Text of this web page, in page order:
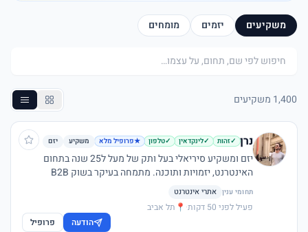
משקיעים יזמים מומחים
חיפוש
1,400 משקיעים
נרן ✓זהות ✓לינקדאין ✓טלפון ★פרופיל מלא משקיע יזם
יזם ומשקיע סיריאלי בעל ותק של מעל ל25 שנה בתחום
האינטרנט, יזמויות ותוכנה. מתמחה בעיקר בשוק B2B
הבינלאומי. בין השאר מייסד אתר פלופ, מלווה את קהילת
ההשקעות באתרים בישראל ומייעץ ליזמים. מעורב בהשקעות
בסכום כולל של מעל מיליון דולר בשנים האחרונות באתרי
אינטרנט בלבד. מעוניין לשמוע על השקעות באתרי אינטרנט
תחומי ענין אתרי אינטרנט
פעיל לפני 50 דקות ·
📍 תל אביב
הודעה
פרופיל